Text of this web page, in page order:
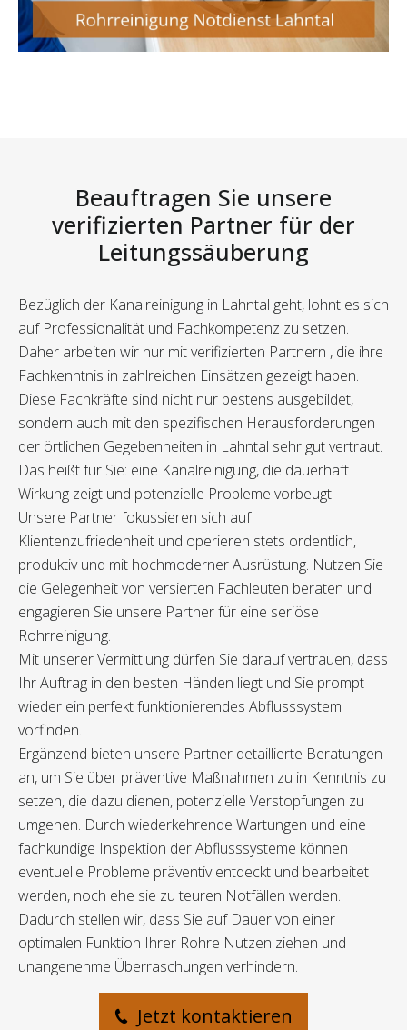
Beauftragen Sie unsere
verifizierten Partner für der
Leitungssäuberung
Bezüglich der Kanalreinigung in Lahntal geht, lohnt es sich
auf Professionalität und Fachkompetenz zu setzen.
Daher arbeiten wir nur mit verifizierten Partnern , die ihre
Fachkenntnis in zahlreichen Einsätzen gezeigt haben.
Diese Fachkräfte sind nicht nur bestens ausgebildet,
sondern auch mit den spezifischen Herausforderungen
der örtlichen Gegebenheiten in Lahntal sehr gut vertraut.
Das heißt für Sie: eine Kanalreinigung, die dauerhaft
Wirkung zeigt und potenzielle Probleme vorbeugt.
Unsere Partner fokussieren sich auf
Klientenzufriedenheit und operieren stets ordentlich,
produktiv und mit hochmoderner Ausrüstung. Nutzen Sie
die Gelegenheit von versierten Fachleuten beraten und
engagieren Sie unsere Partner für eine seriöse
Rohrreinigung.
Mit unserer Vermittlung dürfen Sie darauf vertrauen, dass
Ihr Auftrag in den besten Händen liegt und Sie prompt
wieder ein perfekt funktionierendes Abflusssystem
vorfinden.
Ergänzend bieten unsere Partner detaillierte Beratungen
an, um Sie über präventive Maßnahmen zu in Kenntnis zu
setzen, die dazu dienen, potenzielle Verstopfungen zu
umgehen. Durch wiederkehrende Wartungen und eine
fachkundige Inspektion der Abflusssysteme können
eventuelle Probleme präventiv entdeckt und bearbeitet
werden, noch ehe sie zu teuren Notfällen werden.
Dadurch stellen wir, dass Sie auf Dauer von einer
optimalen Funktion Ihrer Rohre Nutzen ziehen und
unangenehme Überraschungen verhindern.
Jetzt kontaktieren